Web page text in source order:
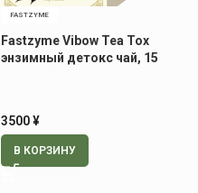
FASTZYME
Fastzyme Vibow Tea Tox
энзимный детокс чай, 15
3500¥
В КОРЗИНУ